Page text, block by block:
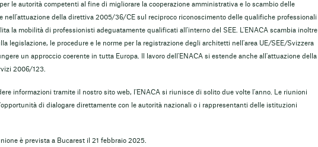
le autorità competenti al fine di migliorare la cooperazione amministrativa e lo scambio delle
nell'attuazione della direttiva 2005/36/CE sul reciproco riconoscimento delle qualifiche professionali
la mobilità di professionisti adeguatamente qualificati all'interno del SEE. L'ENACA scambia inoltre
legislazione, le procedure e le norme per la registrazione degli architetti nell'area UE/SEE/Svizzera
un approccio coerente in tutta Europa. Il lavoro dell'ENACA si estende anche all'attuazione della
2006/123.
informazioni tramite il nostro sito web, l'ENACA si riunisce di solito due volte l'anno. Le riunioni
di dialogare direttamente con le autorità nazionali o i rappresentanti delle istituzioni
è prevista a Bucarest il 21 febbraio 2025.